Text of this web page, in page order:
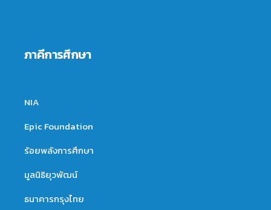
ภาคีการศึกษา
NIA
Epic Foundation
ร้อยพลังการศึกษา
มูลนิธิยุวพัฒน์
ธนาคารกรุงไทย